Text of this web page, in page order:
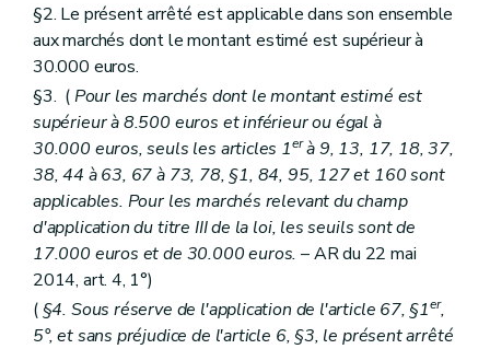
§2. Le présent arrêté est applicable dans son ensemble
aux marchés dont le montant estimé est supérieur à
30.000 euros.
§3. (Pour les marchés dont le montant estimé est
supérieur à 8.500 euros et inférieur ou égal à
30.000 euros, seuls les articles 1erà 9, 13, 17, 18, 37,
38, 44 à 63, 67 à 73, 78, §1, 84, 95, 127 et 160 sont
applicables. Pour les marchés relevant du champ
d'application du titre III de la loi, les seuils sont de
17.000 euros et de 30.000 euros. – AR du 22 mai
2014, art. 4, 1°)
( §4. Sous réserve de l'application de l'article 67, §1er,
5°, et sans préjudice de l'article 6, §3, le présent arrêté